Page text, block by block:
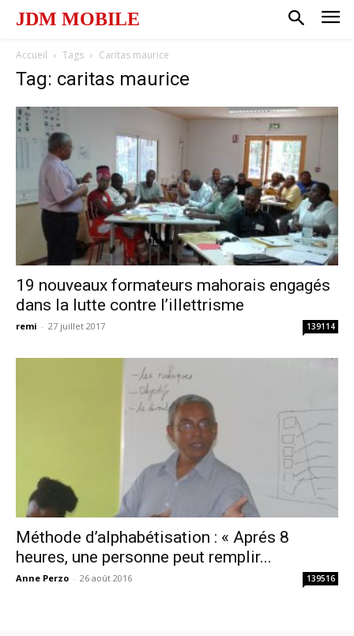
JDM MOBILE
Accueil Tags Caritas maurice
Tag: caritas maurice
19 nouveaux formateurs mahorais engagés
dans la lutte contre l’illettrisme
remi - 27 juillet 2017 139114
Méthode d’alphabétisation : « Aprés 8
heures, une personne peut remplir...
Anne Perzo - 26 août 2016 139516